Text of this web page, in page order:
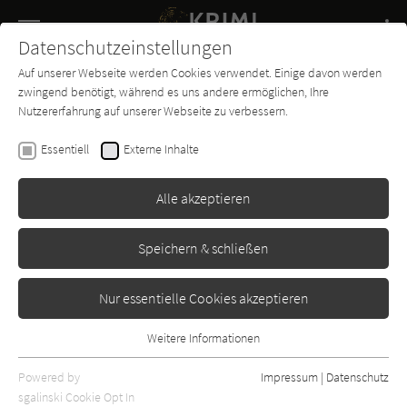
SUCHE
Buch-
Entdecker
Forum Charts
Andreas Föhr
Bodenfrost (Wallner &
Kreuthner 12)
Knaur
Datenschutzeinstellungen
Auf unserer Webseite werden Cookies verwendet. Einige davon werden
zwingend benötigt, während es uns andere ermöglichen, Ihre
Nutzererfahrung auf unserer Webseite zu verbessern.
Essentiell Externe Inhalte
Alle akzeptieren
Speichern & schließen
Nur essentielle Cookies akzeptieren
Essentielle Cookies werden für grundlegende Funktionen der
Webseite benötigt. Dadurch ist gewährleistet, dass die Webseite
Weitere Informationen
Powered by
sgalinski Cookie Opt In
Impressum | Datenschutz